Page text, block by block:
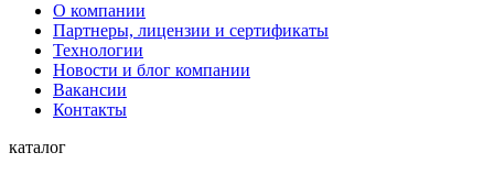
О компании
Партнеры, лицензии и сертификаты
Технологии
Новости и блог компании
Вакансии
Контакты
каталог